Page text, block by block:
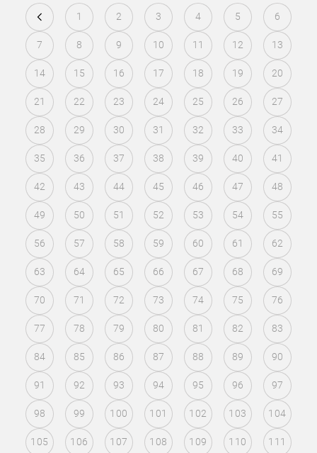
1 2 3 4 5 6
7 8 9 10 11 12 13
14 15 16 17 18 19 20
21 22 23 24 25 26 27
28 29 30 31 32 33 34
35 36 37 38 39 40 41
42 43 44 45 46 47 48
49 50 51 52 53 54 55
56 57 58 59 60 61 62
63 64 65 66 67 68 69
70 71 72 73 74 75 76
77 78 79 80 81 82 83
84 85 86 87 88 89 90
91 92 93 94 95 96 97
98 99 100 101 102 103 104
105 106 107 108 109 110 111